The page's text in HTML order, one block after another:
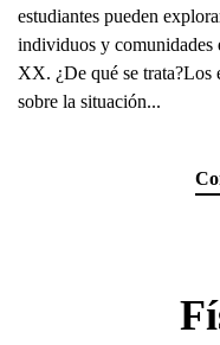
estudiantes pueden
individuos y
XX. ¿De qué se trata?Los
sobre la situación...